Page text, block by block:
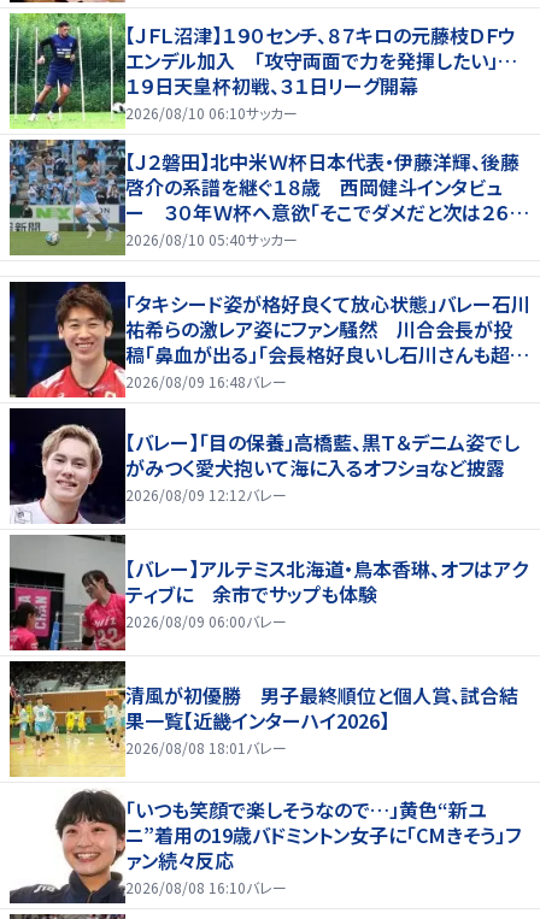
【ＪＦＬ沼津】１９０センチ、８７キロの元藤枝ＤＦウ
エンデル加入 「攻守両面で力を発揮したい」…
１９日天皇杯初戦、３１日リーグ開幕
2026/08/10 06:10サッカー
【Ｊ２磐田】北中米Ｗ杯日本代表・伊藤洋輝、後藤
啓介の系譜を継ぐ１８歳 西岡健斗インタビュ
ー ３０年Ｗ杯へ意欲「そこでダメだと次は２６
歳」
2026/08/10 05:40サッカー
「タキシード姿が格好良くて放心状態」バレー石川
祐希らの激レア姿にファン騒然 川合会長が投
稿「鼻血が出る」「会長格好良いし石川さんも超格
好いい」
2026/08/09 16:48バレー
【バレー】「目の保養」高橋藍、黒Ｔ＆デニム姿でし
がみつく愛犬抱いて海に入るオフショなど披露
2026/08/09 12:12バレー
【バレー】アルテミス北海道・鳥本香琳、オフはアク
ティブに 余市でサップも体験
2026/08/09 06:00バレー
清風が初優勝 男子最終順位と個人賞、試合結
果一覧【近畿インターハイ2026】
2026/08/08 18:01 バレー
「いつも笑顔で楽しそうなので…」黄色“新ユ
ニ”着用の19歳バドミントン女子に「CMきそう」フ
ァン続々反応
2026/08/08 16:10バレー